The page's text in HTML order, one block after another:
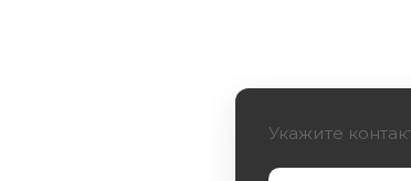
Укажите